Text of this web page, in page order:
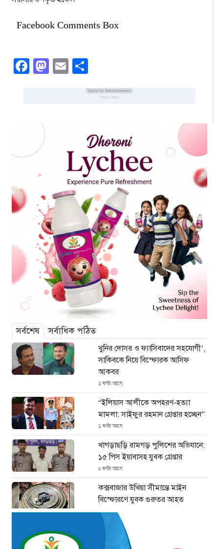
Facebook Comments Box
Facebook
Mastodon
Email
সর্বশেষ সর্বাধিক পঠিত
খুনির দোসর ও ফ্যাসিবাদের সহযোগী’,
সাকিবকে নিয়ে বিস্ফোরক আসিফ
আকবর
১ ঘণ্টা আগে
“ইলিয়াস আলীকে অপহরণ-হত্যা
মামলা: সাইফুর রহমান গ্রেপ্তার হচ্ছেন”
১ ঘণ্টা আগে
খাগড়াছড়ি রামগড় পুলিশের অভিযানে:
১৫ পিস ইয়াবাসহ যুবক গ্রেপ্তার
২ ঘণ্টা আগে
কক্সবাজার উখিয়া সীমান্তে মাইন
বিস্ফোরণে যুবক গুরুতর আহত
২ ঘণ্টা আগে
জোরারগঞ্জ থানা পুলিশের বিশেষ
অভিযান কক্সবাজারের পুরনো মাদক